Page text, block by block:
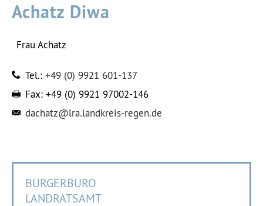
Achatz Diwa
Frau Achatz
Tel.: +49 (0) 9921 601-137
Fax: +49 (0) 9921 97002-146
dachatz@lra.landkreis-regen.de
BÜRGERBÜRO
LANDRATSAMT